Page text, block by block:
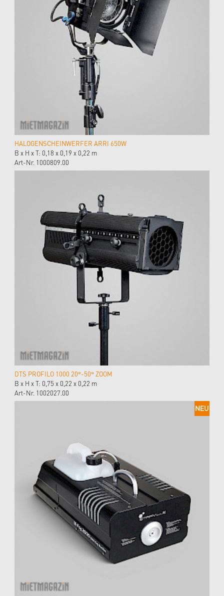
HALOGENSCHEINWERFER ARRI 650W
B x H x T: 0,18 x 0,19 x 0,22 m
Art-Nr. 1000809.00
DTS PROFILO 1000 20°-50° ZOOM
B x H x T: 0,75 x 0,22 x 0,22 m
Art-Nr. 1002027.00